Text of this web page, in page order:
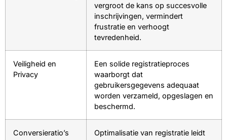
vergroot de kans op succesvolle
inschrijvingen, vermindert
frustratie en verhoogt
tevredenheid.
Veiligheid en
Privacy
Een solide registratieproces
waarborgt dat
gebruikersgegevens adequaat
worden verzameld, opgeslagen en
beschermd.
Conversieratio’s
Optimalisatie van registratie leidt